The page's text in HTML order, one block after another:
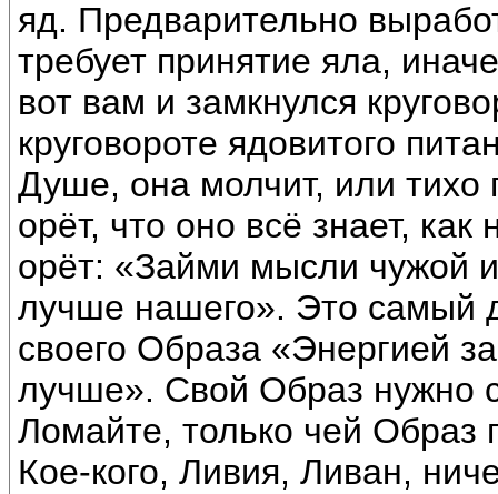
яд. Предварительно
требует принятие яла,
вот вам и замкнулся
круговороте ядовитого
Душе, она молчит, или тихо
орёт, что оно всё знает,
орёт: «Займи мысли чужой
лучше нашего». Это самый
своего Образа «Энергией
лучше». Свой Образ нужно
Ломайте, только чей Образ
Кое-кого, Ливия, Ливан,